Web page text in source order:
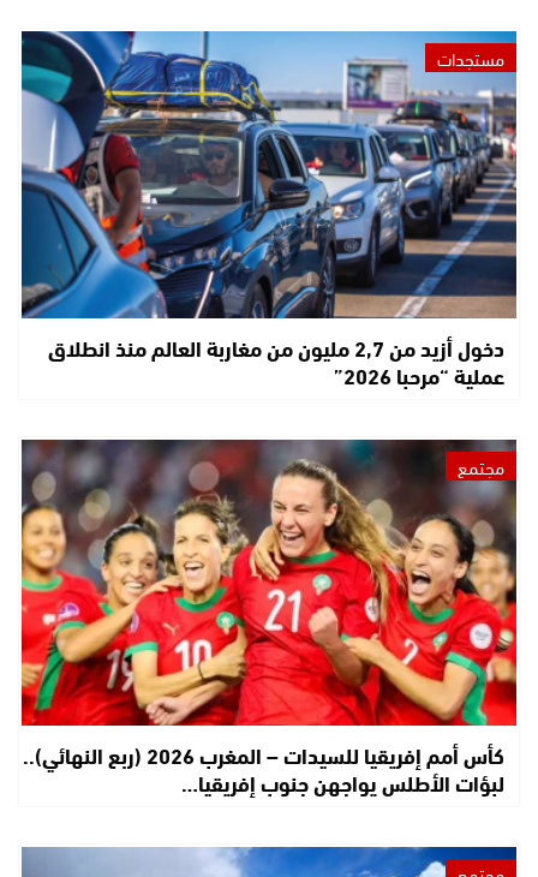
مستجدات
دخول أزيد من 2,7 مليون من مغاربة العالم منذ انطلاق
عملية “مرحبا 2026”
مجتمع
كأس أمم إفريقيا للسيدات – المغرب 2026 (ربع النهائي)..
لبؤات الأطلس يواجهن جنوب إفريقيا…